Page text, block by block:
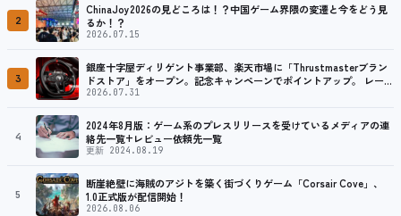
2
ChinaJoy2026の見どころは！？中国ゲーム界隈の変遷と今をどう見
るか！？
2026.07.15
3
銀座十字屋ディリゲント事業部、楽天市場に「Thrustmasterブラン
ドストア」をオープン。記念キャンペーンでポイントアップ。 レーシ
ング／フライトシム向けコントローラーを中心に、幅広くラインナッ
2026.07.31
4
2024年8月版：ゲーム系のプレスリリースを受けているメディアの連
絡先一覧+レビュー依頼先一覧
更新 2024.08.19
5
断崖絶壁に海賊のアジトを築く街づくりゲーム「Corsair Cove」、
1.0正式版が配信開始！
2026.08.06